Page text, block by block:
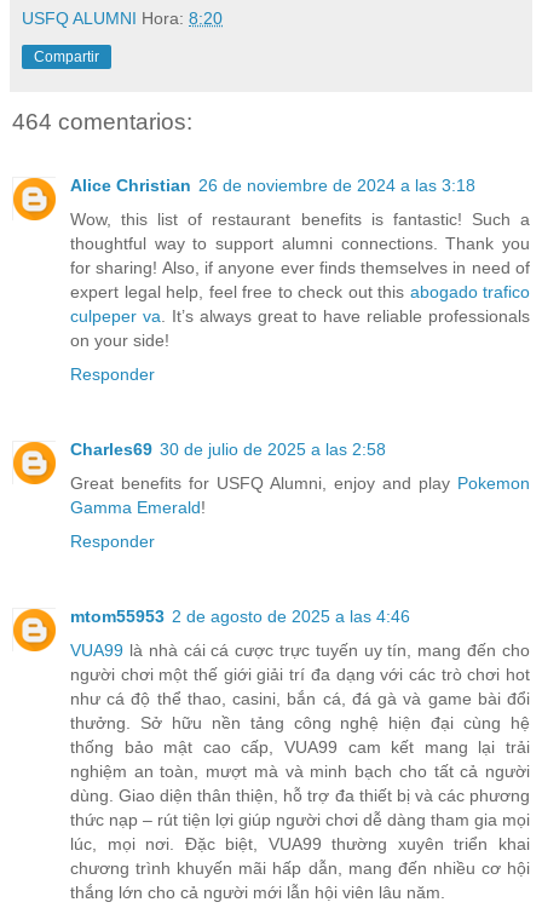
USFQ ALUMNI Hora: 8:20
Compartir
464 comentarios:
Alice Christian 26 de noviembre de 2024 a las 3:18
Wow, this list of restaurant benefits is fantastic! Such a
thoughtful way to support alumni connections. Thank you
for sharing! Also, if anyone ever finds themselves in need of
expert legal help, feel free to check out this abogado trafico
culpeper va . It’s always great to have reliable professionals
on your side!
Responder
Charles69 30 de julio de 2025 a las 2:58
Great benefits for USFQ Alumni, enjoy and play Pokemon
Gamma Emerald!
Responder
mtom55953 2 de agosto de 2025 a las 4:46
VUA99 là nhà cái cá cược trực tuyến uy tín, mang đến cho
người chơi một thế giới giải trí đa dạng với các trò chơi hot
như cá độ thể thao, casini, bắn cá, đá gà và game bài đổi
thưởng. Sở hữu nền tảng công nghệ hiện đại cùng hệ
thống bảo mật cao cấp, VUA99 cam kết mang lại trải
nghiệm an toàn, mượt mà và minh bạch cho tất cả người
dùng. Giao diện thân thiện, hỗ trợ đa thiết bị và các phương
thức nạp – rút tiện lợi giúp người chơi dễ dàng tham gia mọi
lúc, mọi nơi. Đặc biệt, VUA99 thường xuyên triển khai
chương trình khuyến mãi hấp dẫn, mang đến nhiều cơ hội
thắng lớn cho cả người mới lẫn hội viên lâu năm.